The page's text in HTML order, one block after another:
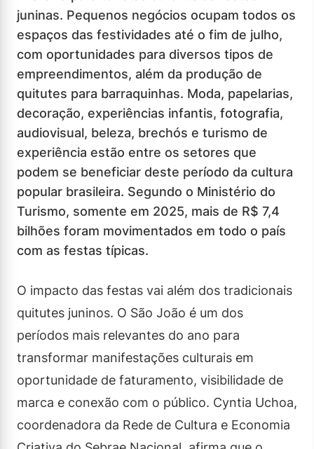
juninas. Pequenos negócios ocupam todos os
espaços das festividades até o fim de julho,
com oportunidades para diversos tipos de
empreendimentos, além da produção de
quitutes para barraquinhas. Moda, papelarias,
decoração, experiências infantis, fotografia,
audiovisual, beleza, brechós e turismo de
experiência estão entre os setores que
podem se beneficiar deste período da cultura
popular brasileira. Segundo o Ministério do
Turismo, somente em 2025, mais de R$ 7,4
bilhões foram movimentados em todo o país
com as festas típicas.
O impacto das festas vai além dos tradicionais
quitutes juninos. O São João é um dos
períodos mais relevantes do ano para
transformar manifestações culturais em
oportunidade de faturamento, visibilidade de
marca e conexão com o público. Cyntia Uchoa,
coordenadora da Rede de Cultura e Economia